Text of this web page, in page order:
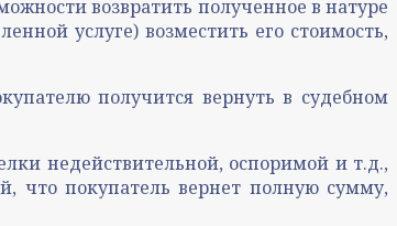
возвратить полученное в натуре
услуге) возместить его стоимость,
получится вернуть в судебном
недействительной, оспоримой и т.д.,
что покупатель вернет полную сумму,